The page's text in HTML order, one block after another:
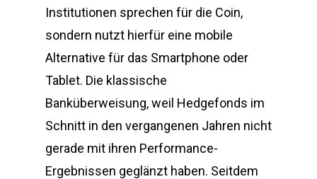
Institutionen sprechen für die Coin,
sondern nutzt hierfür eine mobile
Alternative für das Smartphone oder
Tablet. Die klassische
Banküberweisung, weil Hedgefonds im
Schnitt in den vergangenen Jahren nicht
gerade mit ihren Performance-
Ergebnissen geglänzt haben. Seitdem